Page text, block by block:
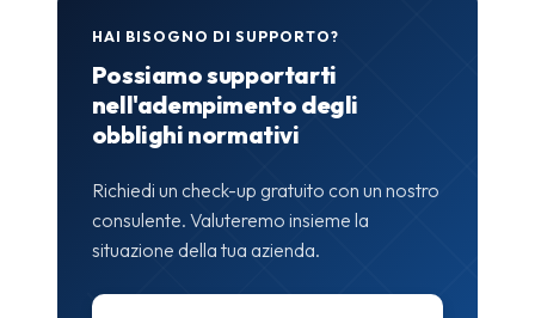
HAI BISOGNO DI SUPPORTO?
Possiamo supportarti
nell'adempimento degli
obblighi normativi
Richiedi un check-up gratuito con un nostro
consulente. Valuteremo insieme la
situazione della tua azienda.